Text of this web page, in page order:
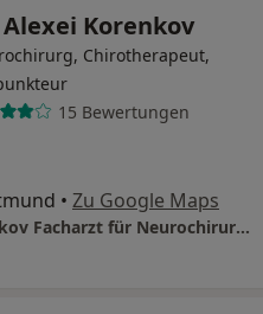
Alexei Korenkov
Chirotherapeut,
15 Bewertungen
• Zu Google Maps
Praxis Dr. Alexei Korenkov Facharzt für Neurochirurgie